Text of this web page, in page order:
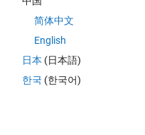
el 7 de Jul. de 2025
简体中文
English
日本 (日本語)
한국 (한국어)